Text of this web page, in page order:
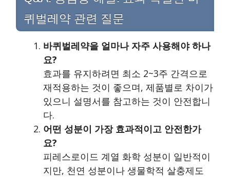
퀴벌레약 관련 질문
바퀴벌레약을 얼마나 자주 사용해야 하나
요?
효과를 유지하려면 최소 2~3주 간격으로
재적용하는 것이 좋으며, 제품별로 차이가
있으니 설명서를 참고하는 것이 안전합니
다.
어떤 성분이 가장 효과적이고 안전한가
요?
피레스로이드 계열 화학 성분이 일반적이
지만, 천연 성분이나 생물학적 살충제도